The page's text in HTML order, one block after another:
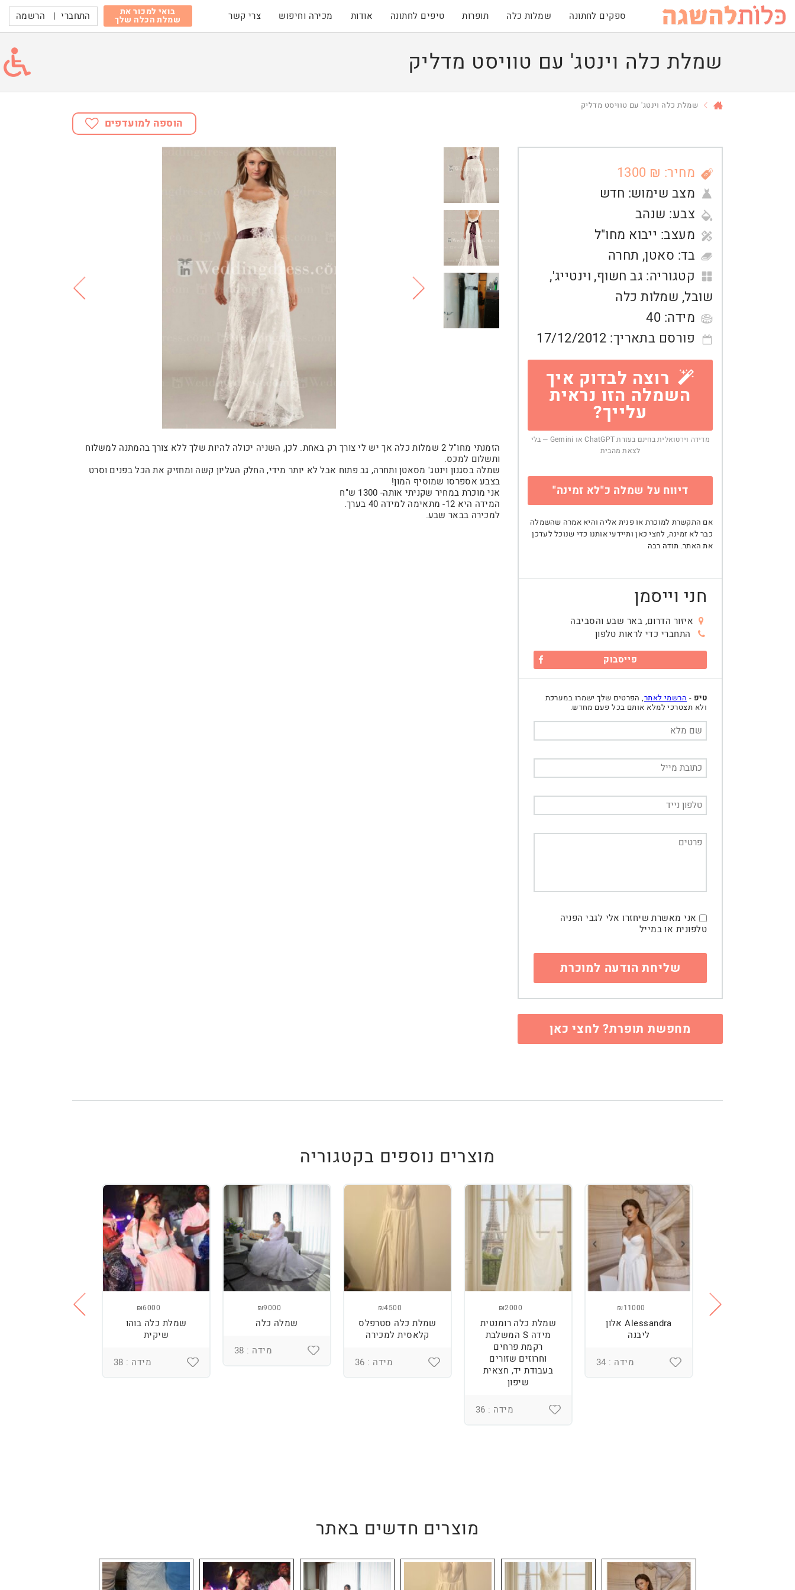
ספקים לחתונה שמלות כלה תופרות טיפים לחתונה אודות מכירה וחיפוש צרי קשר בואי למכור את
שמלת הכלה שלך התחברי | הרשמה
שמלת כלה וינטג' עם טוויסט מדליק
שמלת כלה וינטג' עם טוויסט מדליק
הוספה למועדפים
מחיר: ₪ 1300
מצב שימוש: חדש
צבע: שנהב
מעצב: ייבוא מחו"ל
בד: סאטן, תחרה
קטגוריה: גב חשוף, וינטייג',
שובל, שמלות כלה
מידה: 40
פורסם בתאריך: 17/12/2012
רוצה לבדוק איך
השמלה הזו נראית
עלייך?
מדידה וירטואלית בחינם בעזרת ChatGPT או Gemini — בלי
לצאת מהבית
דיווח על שמלה כ"לא זמינה"
אם התקשרת למוכרת או פנית אליה והיא אמרה שהשמלה
כבר לא זמינה, לחצי כאן ותיידעי אותנו כדי שנוכל לעדכן
את האתר. תודה רבה
חני וייסמן
איזור הדרום, באר שבע והסביבה
התחברי כדי לראות טלפון
פייסבוק
טיפ - הרשמי לאתר, הפרטים שלך ישמרו במערכת
ולא תצטרכי למלא אותם בכל פעם מחדש.
אני מאשרת שיחזרו אלי לגבי הפניה
טלפונית או במייל
מחפשת תופרת? לחצי כאן
הזמנתי מחו"ל 2 שמלות כלה אך יש לי צורך רק באחת. לכן, השניה יכולה להיות שלך ללא צורך בהמתנה למשלוח
ותשלום למכס.
שמלה בסגנון וינטג' מסאטן ותחרה, גב פתוח אבל לא יותר מידי, החלק העליון קשה ומחזיק את הכל בפנים וסרט
בצבע אספרסו שמוסיף המון!
אני מוכרת במחיר שקניתי אותה- 1300 ש"ח
המידה היא 12- מתאימה למידה 40 בערך.
למכירה בבאר שבע.
מוצרים נוספים בקטגוריה
₪11000
Alessandra אלון
ליבנה
מידה : 34
₪2000
שמלת כלה רומנטית
מידה S המשלבת
רקמת פרחים
וחרוזים שזורים
בעבודת יד, חצאית
שיפון
מידה : 36
₪4500
שמלת כלה סטרפלס
קלאסית למכירה
מידה : 36
₪9000
שמלה כלה
מידה : 38
₪6000
שמלת כלה בוהו
שיקית
מידה : 38
מוצרים חדשים באתר